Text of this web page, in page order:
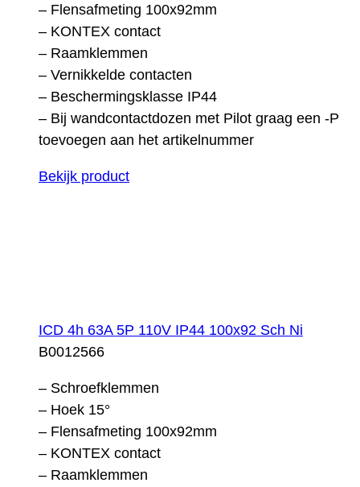
– Flensafmeting 100x92mm
– KONTEX contact
– Raamklemmen
– Vernikkelde contacten
– Beschermingsklasse IP44
– Bij wandcontactdozen met Pilot graag een -P
toevoegen aan het artikelnummer
Bekijk product
ICD 4h 63A 5P 110V IP44 100x92 Sch Ni
B0012566
– Schroefklemmen
– Hoek 15°
– Flensafmeting 100x92mm
– KONTEX contact
– Raamklemmen